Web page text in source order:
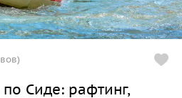
Сиде: рафтинг,